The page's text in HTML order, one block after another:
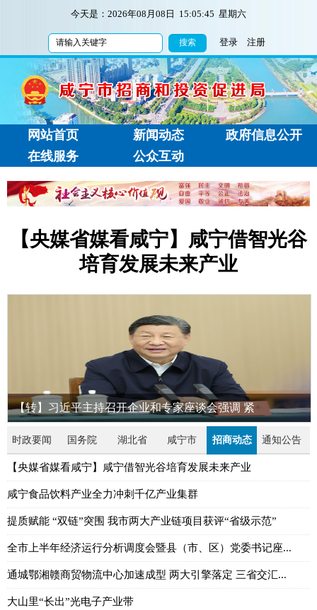
今天是： 2026年08月08日 15:05:45 星期六
登录 注册
网站首页 新闻动态
政府信息公开
在线服务
公众互动
【央媒省媒看咸宁】咸宁借智光谷
培育发展未来产业
【转】习近平主持召开企业和专家座谈会强调 紧
时政要闻 国务院 湖北省 咸宁市 招商动态 通知公告
【央媒省媒看咸宁】咸宁借智光谷培育发展未来产业
咸宁食品饮料产业全力冲刺千亿产业集群
提质赋能 “双链”突围 我市两大产业链项目获评“省级示范”
全市上半年经济运行分析调度会暨县（市、区）党委书记座...
通城鄂湘赣商贸物流中心加速成型 两大引擎落定 三省交汇...
大山里“长出”光电子产业带